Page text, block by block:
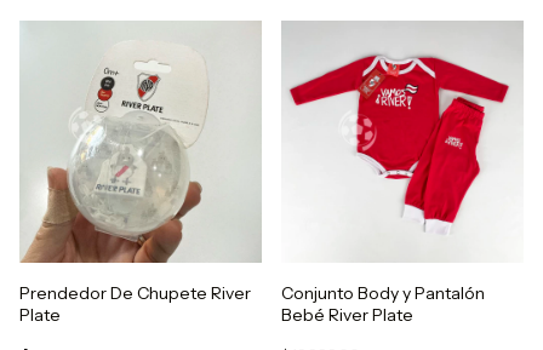
Prendedor De Chupete River
Plate
Conjunto Body y Pantalón
Bebé River Plate